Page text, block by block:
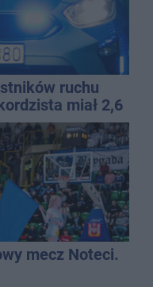
ruchu
miał 2,6
mecz Noteci.